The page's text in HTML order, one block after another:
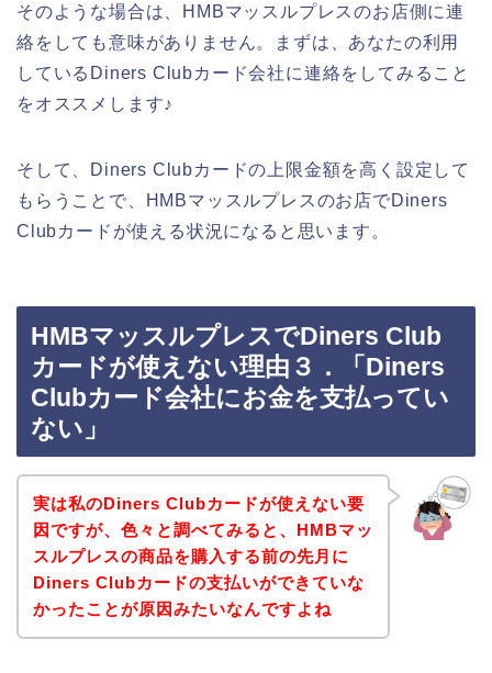
そのような場合は、HMBマッスルプレスのお店側に連
絡をしても意味がありません。まずは、あなたの利用
しているDiners Clubカード会社に連絡をしてみること
をオススメします♪
そして、Diners Clubカードの上限金額を高く設定して
もらうことで、HMBマッスルプレスのお店でDiners
Clubカードが使える状況になると思います。
HMBマッスルプレスでDiners Club
カードが使えない理由３．「Diners
Clubカード会社にお金を支払ってい
ない」
実は私のDiners Clubカードが使えない要
因ですが、色々と調べてみると、HMBマッ
スルプレスの商品を購入する前の先月に
Diners Clubカードの支払いができていな
かったことが原因みたいなんですよね